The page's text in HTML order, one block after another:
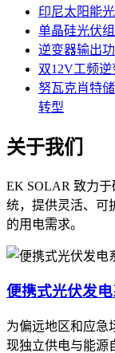
印尼太阳能
单晶硅光伏
逆变器输出
双12V工频
努瓦克肖特
转型
关于我们
EK SOLAR 致力
统，提供灵活、可
的用电需求。
便携式光伏发
为偏远地区和应急
现独立供电与能源